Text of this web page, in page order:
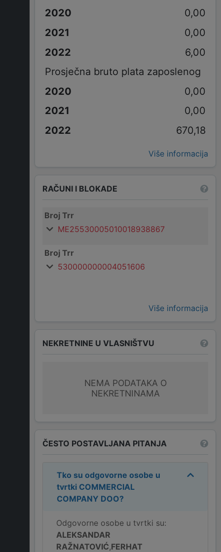
0,00
0,00
6,00
Prosječna bruto plata zaposlenog
0,00
0,00
670,18
Više informacija
RAČUNI I BLOKADE
Broj Trr
ME25530005010018938867
Broj Trr
530000000004051606
Više informacija
NEKRETNINE U VLASNIŠTVU
NEMA PODATAKA O
NEKRETNINAMA
ČESTO POSTAVLJANA PITANJA
Tko su odgovorne osobe u
tvrtki COMMERCIAL
COMPANY DOO?
Odgovorne osobe u tvrtki su:
ALEKSANDAR
RAŽNATOVIĆ,FERHAT